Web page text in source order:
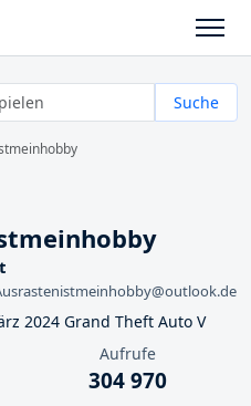
Suche
2024 Grand Theft Auto V
Aufrufe
304 970